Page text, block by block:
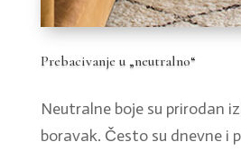
Prebacivanje u „neutralno“
Neutralne boje su prirodan
boravak. Često su dnevne i